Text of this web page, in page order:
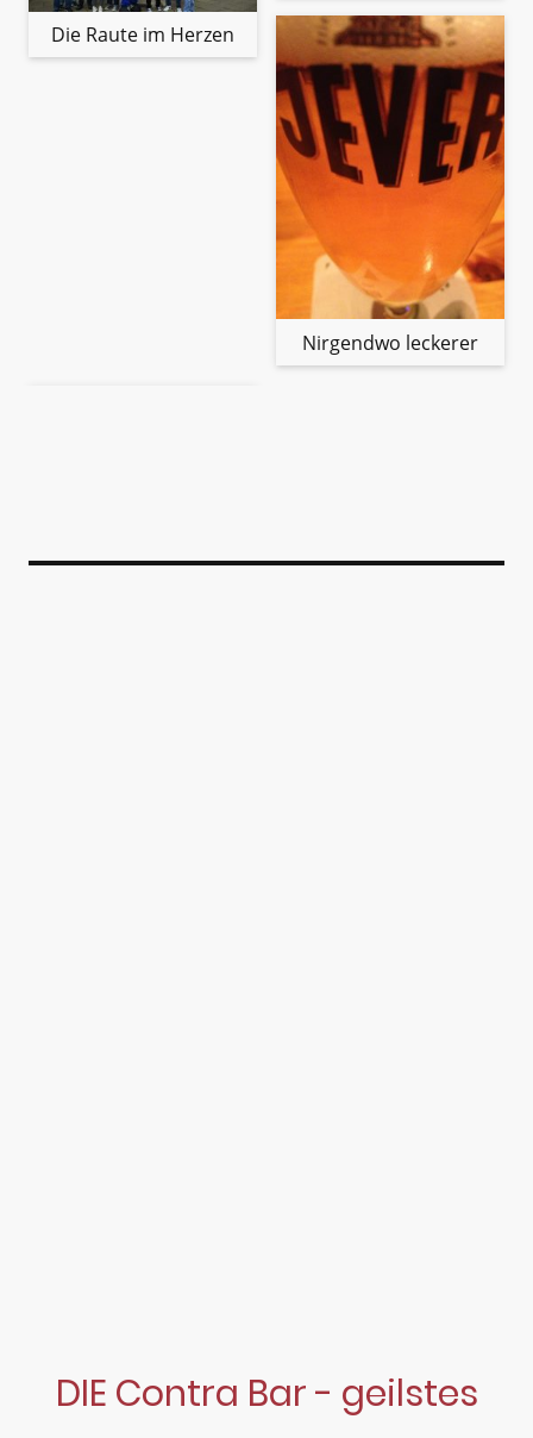
Die Raute im Herzen
Nirgendwo leckerer
DIE Contra Bar - geilstes